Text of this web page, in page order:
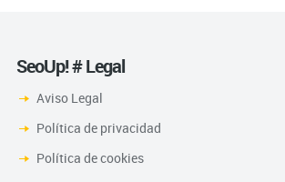
SeoUp! # Legal
Aviso Legal
Política de privacidad
Política de cookies